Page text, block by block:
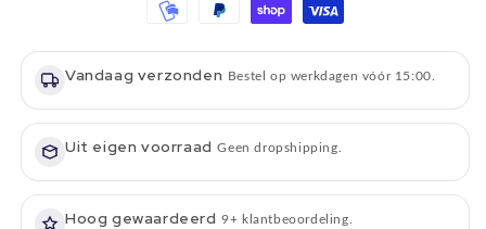
-
Harris
-
Glen
of
Scotland
-
Harris
-
Glen
of
Scotland
Vandaag verzonden Bestel op werkdagen vóór 15:00.
Uit eigen voorraad Geen dropshipping.
Hoog gewaardeerd 9+ klantbeoordeling.